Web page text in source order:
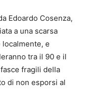
Edoardo Cosenza,
a una scarsa
localmente, e
tra il 90 e il
fragili della
di non esporsi al